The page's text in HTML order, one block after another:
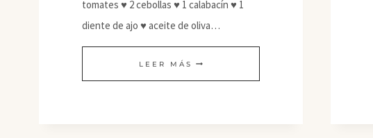
tomates ♥ 2 cebollas ♥ 1 calabacín ♥ 1
diente de ajo ♥ aceite de oliva…
LEER MÁS TARTA
DE